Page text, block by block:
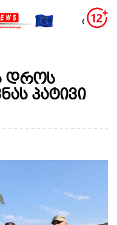
დროს
პატივი